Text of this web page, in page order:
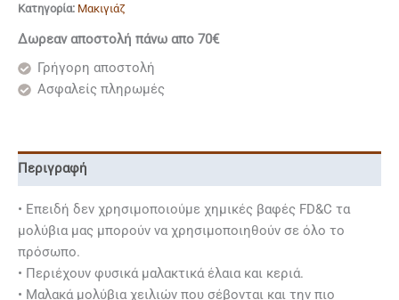
Κατηγορία: Mακιγιάζ
Δωρεαν αποστολή πάνω απο 70€
Γρήγορη αποστολή
Ασφαλείς πληρωμές
Περιγραφή
• Επειδή δεν χρησιμοποιούμε χημικές βαφές FD&C τα
μολύβια μας μπορούν να χρησιμοποιηθούν σε όλο το
πρόσωπο.
• Περιέχουν φυσικά μαλακτικά έλαια και κεριά.
• Μαλακά μολύβια χειλιών που σέβονται και την πιο